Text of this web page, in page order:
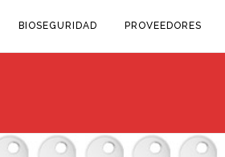
BIOSEGURIDAD PROVEEDORES